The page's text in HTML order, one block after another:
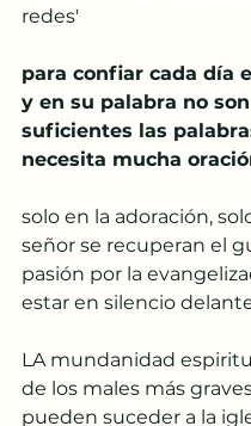
redes'
para confiar cada día
y en su palabra no son
suficientes las
necesita mucha
solo en la adoración,
señor se recuperan el
pasión por la
estar en silencio
LA mundanidad
de los males más
pueden suceder a la